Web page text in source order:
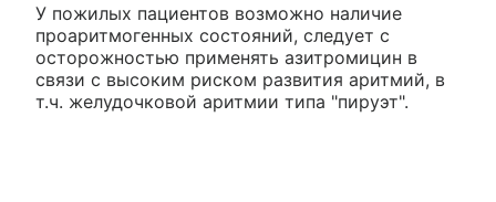
У пожилых пациентов возможно наличие
проаритмогенных состояний, следует с
осторожностью применять азитромицин в
связи с высоким риском развития аритмий, в
т.ч. желудочковой аритмии типа "пируэт".